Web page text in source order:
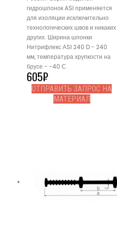
гидрошпонок ASI применяется
для изоляции исключительно
технологических швов и никаких
других. Ширина шпонки
Нитрифлекс АSI 240 D - 240
мм, температура хрупкости на
брусе - -40 С.
605₽
ОТПРАВИТЬ ЗАПРОС НА
МАТЕРИАЛ